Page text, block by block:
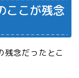
ここが残念
残念だったとこ